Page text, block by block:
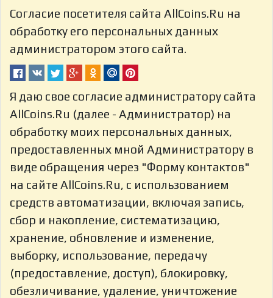
Согласие посетителя сайта AllCoins.Ru на
обработку его персональных данных
администратором этого сайта.
Я даю свое согласие администратору сайта
AllCoins.Ru (далее - Администратор) на
обработку моих персональных данных,
предоставленных мной Администратору в
виде обращения через "Форму контактов"
на сайте AllCoins.Ru, с использованием
средств автоматизации, включая запись,
сбор и накопление, систематизацию,
хранение, обновление и изменение,
выборку, использование, передачу
(предоставление, доступ), блокировку,
обезличивание, удаление, уничтожение